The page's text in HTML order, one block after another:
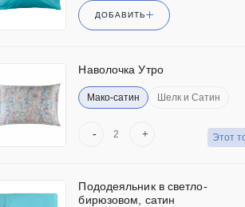
ДОБАВИТЬ
Наволочка Утро
Этот
Мако-сатин Шелк и Сатин
- +
Пододеяльник в светло-
бирюзовом, сатин